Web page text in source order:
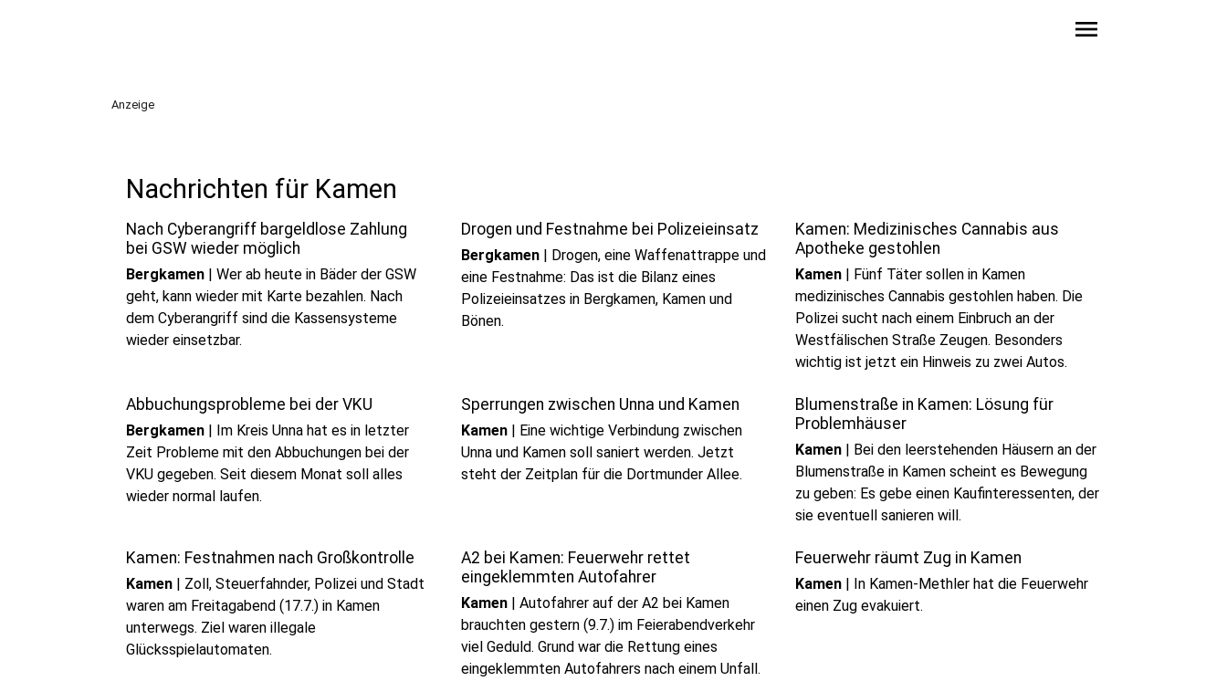
menu
Anzeige
Nachrichten für Kamen
Nach Cyberangriff bargeldlose Zahlung
bei GSW wieder möglich
Bergkamen | Wer ab heute in Bäder der GSW
geht, kann wieder mit Karte bezahlen. Nach
dem Cyberangriff sind die Kassensysteme
wieder einsetzbar.
Drogen und Festnahme bei Polizeieinsatz
Bergkamen| Drogen, eine Waffenattrappe und
eine Festnahme: Das ist die Bilanz eines
Polizeieinsatzes in Bergkamen, Kamen und
Bönen.
Kamen: Medizinisches Cannabis aus
Apotheke gestohlen
Kamen | Fünf Täter sollen in Kamen
medizinisches Cannabis gestohlen haben. Die
Polizei sucht nach einem Einbruch an der
Westfälischen Straße Zeugen. Besonders
wichtig ist jetzt ein Hinweis zu zwei Autos.
Abbuchungsprobleme bei der VKU
Bergkamen | Im Kreis Unna hat es in letzter
Zeit Probleme mit den Abbuchungen bei der
VKU gegeben. Seit diesem Monat soll alles
wieder normal laufen.
Sperrungen zwischen Unna und Kamen
Kamen| Eine wichtige Verbindung zwischen
Unna und Kamen soll saniert werden. Jetzt
steht der Zeitplan für die Dortmunder Allee.
Blumenstraße in Kamen: Lösung für
Problemhäuser
Kamen | Bei den leerstehenden Häusern an der
Blumenstraße in Kamen scheint es Bewegung
zu geben: Es gebe einen Kaufinteressenten, der
sie eventuell sanieren will.
Kamen: Festnahmen nach Großkontrolle
Kamen | Zoll, Steuerfahnder, Polizei und Stadt
waren am Freitagabend (17.7.) in Kamen
unterwegs. Ziel waren illegale
Glücksspielautomaten.
A2 bei Kamen: Feuerwehr rettet
eingeklemmten Autofahrer
Kamen| Autofahrer auf der A2 bei Kamen
brauchten gestern (9.7.) im Feierabendverkehr
viel Geduld. Grund war die Rettung eines
eingeklemmten Autofahrers nach einem Unfall.
Feuerwehr räumt Zug in Kamen
Kamen | In Kamen-Methler hat die Feuerwehr
einen Zug evakuiert.